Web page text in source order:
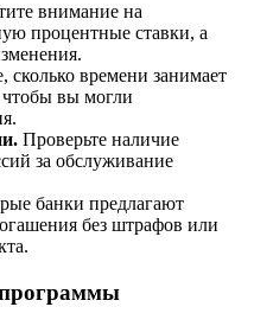
внимание на
процентные ставки, а
сколько времени занимает
чтобы вы могли
Проверьте наличие
за обслуживание
банки предлагают
без штрафов или